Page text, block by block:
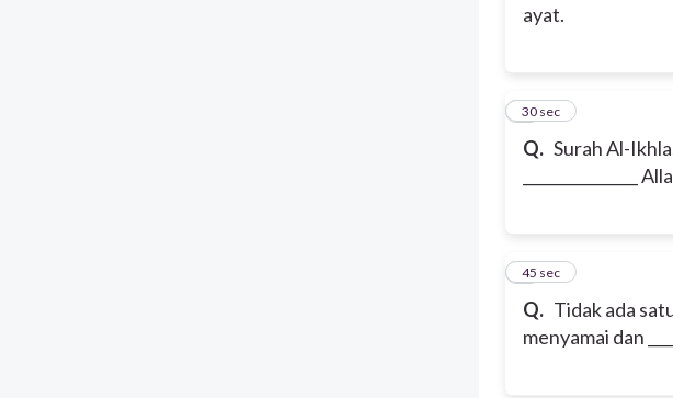
ayat.
Q. Surah Al-
_______________
2
30 sec
Q. Tidak ada
menyamai dan
3
45 sec